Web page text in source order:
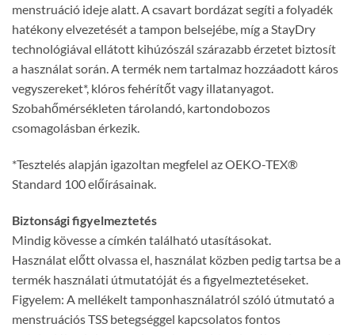
menstruáció ideje alatt. A csavart bordázat segíti a folyadék
hatékony elvezetését a tampon belsejébe, míg a StayDry
technológiával ellátott kihúzószál szárazabb érzetet biztosít
a használat során. A termék nem tartalmaz hozzáadott káros
vegyszereket*, klóros fehérítőt vagy illatanyagot.
Szobahőmérsékleten tárolandó, kartondobozos
csomagolásban érkezik.
*Tesztelés alapján igazoltan megfelel az OEKO-TEX®
Standard 100 előírásainak.
Biztonsági figyelmeztetés
Mindig kövesse a címkén található utasításokat.
Használat előtt olvassa el, használat közben pedig tartsa be a
termék használati útmutatóját és a figyelmeztetéseket.
Figyelem: A mellékelt tamponhasználatról szóló útmutató a
menstruációs TSS betegséggel kapcsolatos fontos